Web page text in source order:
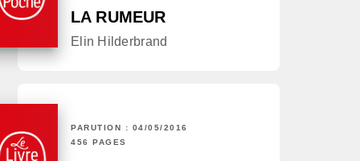
LA RUMEUR
Elin Hilderbrand
PARUTION : 04/05/2016
456 PAGES